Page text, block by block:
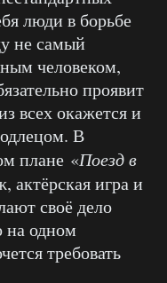
люди в борьбе
не самый
человеком,
проявит
всех окажется и
В
плане «Поезд в
актёрская игра и
своё дело
одном
требовать